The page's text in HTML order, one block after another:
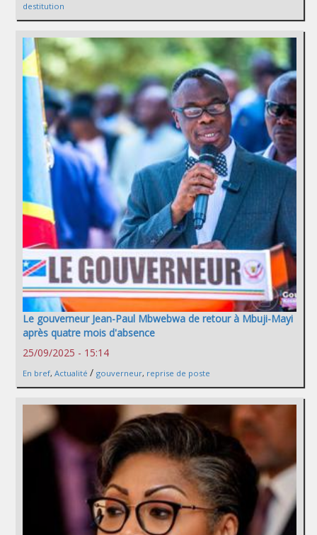
destitution
Le gouverneur Jean-Paul Mbwebwa de retour à Mbuji-Mayi
après quatre mois d'absence
25/09/2025 - 15:14
En bref, Actualité / gouverneur, reprise de poste